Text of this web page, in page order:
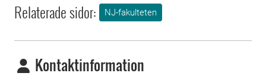
Relaterade sidor: NJ-fakulteten
Kontaktinformation